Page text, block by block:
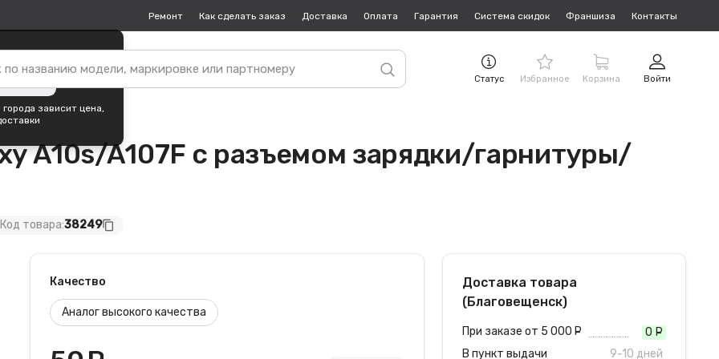
—
город
зависит цена,
Ремонт Как сделать заказ Доставка Оплата Гарантия Система скидок Франшиза Контакты
Статус Избранное Корзина Войти
A10s/A107F с разъемом зарядки/гарнитуры/
Код товара:38249content_copy
Качество
Аналог высокого качества
Доставка товара
(Благовещенск)
При заказе от 5 000 0
В пункт выдачи
9-10 дней